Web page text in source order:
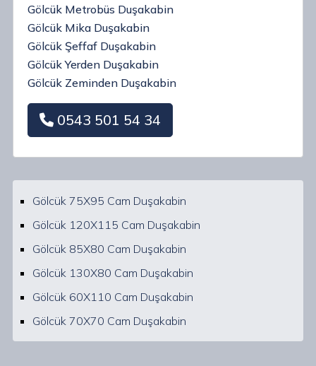
Gölcük Metrobüs Duşakabin
Gölcük Mika Duşakabin
Gölcük Şeffaf Duşakabin
Gölcük Yerden Duşakabin
Gölcük Zeminden Duşakabin
0543 501 54 34
Gölcük 75X95 Cam Duşakabin
Gölcük 120X115 Cam Duşakabin
Gölcük 85X80 Cam Duşakabin
Gölcük 130X80 Cam Duşakabin
Gölcük 60X110 Cam Duşakabin
Gölcük 70X70 Cam Duşakabin